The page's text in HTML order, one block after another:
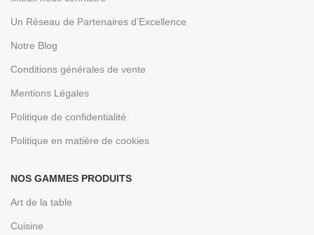
Un Réseau de Partenaires d’Excellence
Notre Blog
Conditions générales de vente
Mentions Légales
Politique de confidentialité
Politique en matière de cookies
NOS GAMMES PRODUITS
Art de la table
Cuisine